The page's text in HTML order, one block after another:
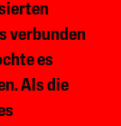
verbunden
es
Als die